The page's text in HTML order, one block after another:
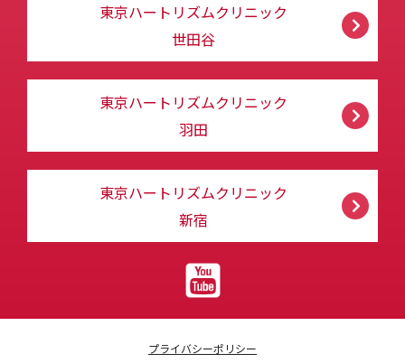
東京ハートリズムクリニック
世田谷
東京ハートリズムクリニック
羽田
東京ハートリズムクリニック
新宿
プライバシーポリシー